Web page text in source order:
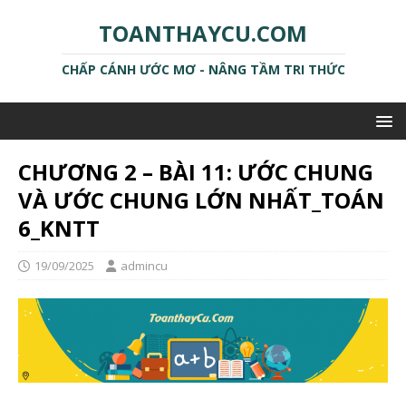
TOANTHAYCU.COM
CHẤP CÁNH ƯỚC MƠ - NÂNG TẦM TRI THỨC
CHƯƠNG 2 – BÀI 11: ƯỚC CHUNG
VÀ ƯỚC CHUNG LỚN NHẤT_TOÁN
6_KNTT
19/09/2025 admincu